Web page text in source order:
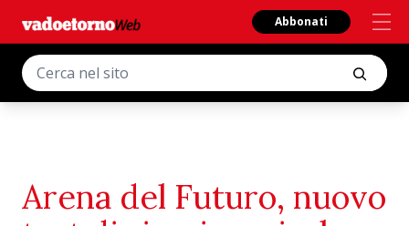
Abbonati
Arena del Futuro, nuovo